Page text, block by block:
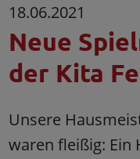
18.06.2021
Neue
der Kita
Unsere
waren fleißig: Ein